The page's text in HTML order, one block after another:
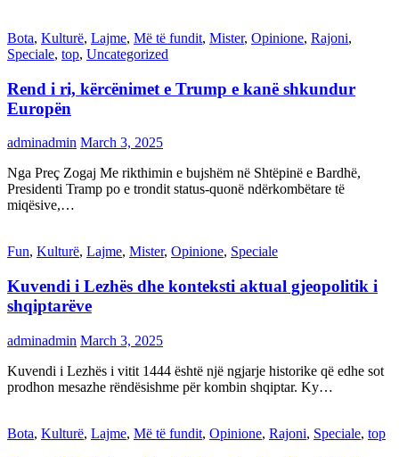
Bota, Kulturë, Lajme, Më të fundit, Mister, Opinione, Rajoni,
Speciale, top, Uncategorized
Rend i ri, kërcënimet e Trump e kanë shkundur
Europën
adminadmin March 3, 2025
Nga Preç Zogaj Me rikthimin e bujshëm në Shtëpinë e Bardhë,
Presidenti Tramp po e trondit status-quonë ndërkombëtare të
miqësive,…
Fun, Kulturë, Lajme, Mister, Opinione, Speciale
Kuvendi i Lezhës dhe konteksti aktual gjeopolitik i
shqiptarëve
adminadmin March 3, 2025
Kuvendi i Lezhës i vitit 1444 është një ngjarje historike që edhe sot
prodhon mesazhe rëndësishme për kombin shqiptar. Ky…
Bota, Kulturë, Lajme, Më të fundit, Opinione, Rajoni, Speciale, top